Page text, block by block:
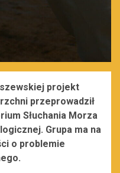
projekt
przeprowadził
Słuchania Morza
Grupa ma na
o problemie